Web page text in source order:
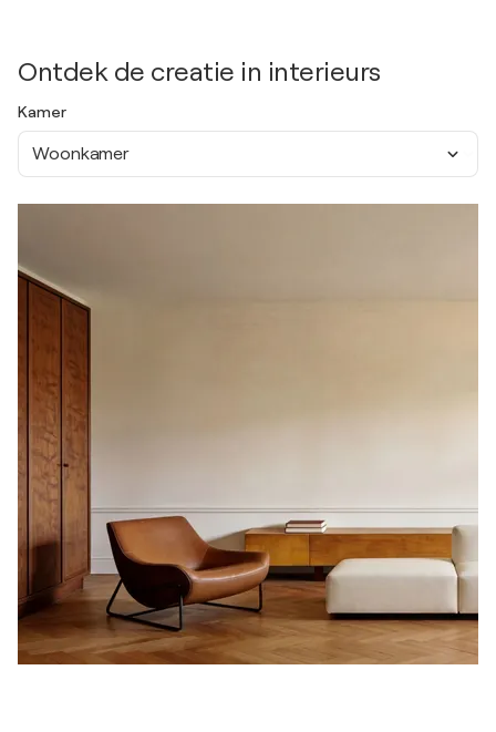
Ontdek de creatie in interieurs
Kamer
Woonkamer